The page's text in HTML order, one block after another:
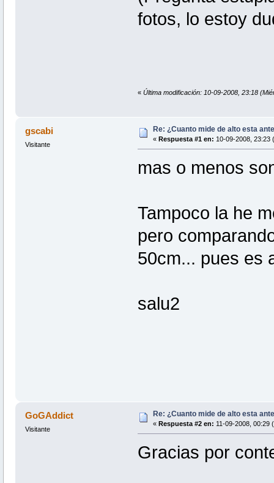
fotos, lo estoy
« Última modificación: 10-09-2008, 23:18
gscabi
Visitante
Re: ¿Cuanto mide de alto esta
« Respuesta #1 en: 10-09-2008, 23:23
mas o menos
Tampoco la he
pero
50cm... pues es
salu2
GoGAddict
Visitante
Re: ¿Cuanto mide de alto esta
« Respuesta #2 en: 11-09-2008, 00:29
Gracias por